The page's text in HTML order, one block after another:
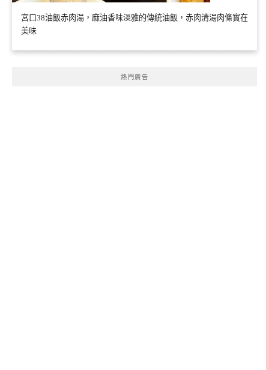
宮口38油飯赤肉湯，麻油香味淡雅的傳統油飯，赤肉清湯肉條實在
美味
熱門廣告